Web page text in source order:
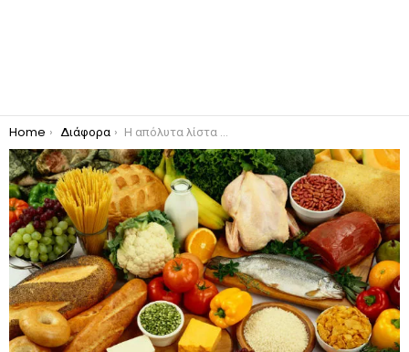
You are here:
Home Διάφορα Η απόλυτα λίστα υγιεινών τροφών είναι εδώ!